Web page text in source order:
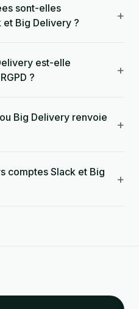
sont-elles
et Big Delivery ?
+
est-elle
?
+
Big Delivery renvoie
+
comptes Slack et Big
+